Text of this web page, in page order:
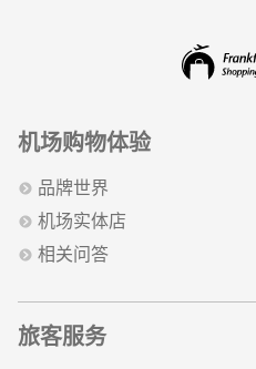
机场购物体验
品牌世界
机场实体店
相关问答
旅客服务